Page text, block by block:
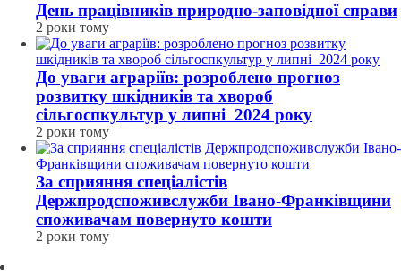
День працівників природно-заповідної справи
2 роки тому
До уваги аграріїв: розроблено прогноз
розвитку шкідників та хвороб
сільгоспкультур у липні 2024 року
2 роки тому
За сприяння спеціалістів
Держпродспоживслужби Івано-Франківщини
споживачам повернуто кошти
2 роки тому